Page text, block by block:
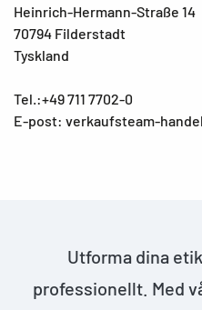
Heinrich-Hermann-Straße 14
70794 Filderstadt
Tyskland
Tel.:+49 711 7702-0
E-post: verkaufsteam-
Utforma dina
professionellt. Med